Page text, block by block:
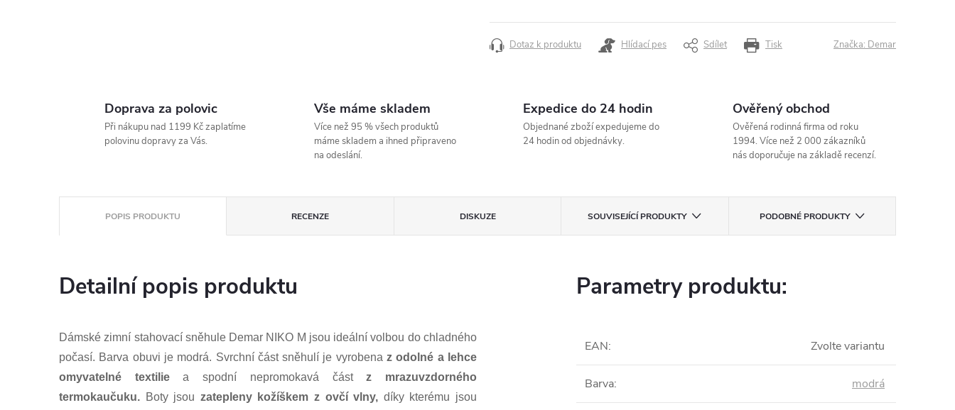
cena:
Tisk
Dotaz k produktu Hlídací pes Sdílet Značka: Demar
Doprava za polovic
Při nákupu nad 1199 Kč zaplatíme
polovinu dopravy za Vás.
Vše máme skladem
Více než 95 % všech produktů
máme skladem a ihned připraveno
na odeslání.
Expedice do 24 hodin
Objednané zboží expedujeme do
24 hodin od objednávky.
Ověřený obchod
Ověřená rodinná firma od roku
1994. Více než 2 000 zákazníků
nás doporučuje na základě recenzí.
POPIS PRODUKTU RECENZE DISKUZE SOUVISEJÍCÍ PRODUKTY PODOBNÉ PRODUKTY
Detailní popis produktu
Dámské zimní stahovací sněhule Demar NIKO M jsou ideální volbou do chladného
počasí. Barva obuvi je modrá. Svrchní část sněhulí je vyrobenaz odolné a lehce
omyvatelné textiliea spodní nepromokavá částz mrazuvzdorného
termokaučuku. Boty jsou zatepleny kožíškem z ovčí vlny, díky kterému jsou
Parametry produktu:
EAN: Zvolte variantu
Barva: modrá